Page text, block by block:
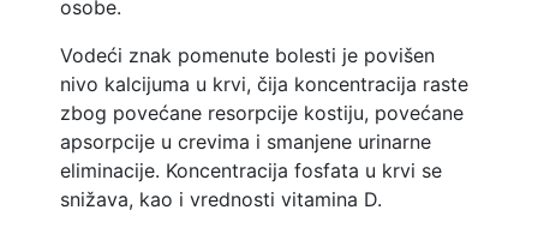
osobe.
Vodeći znak pomenute bolesti je povišen
nivo kalcijuma u krvi, čija koncentracija raste
zbog povećane resorpcije kostiju, povećane
apsorpcije u crevima i smanjene urinarne
eliminacije. Koncentracija fosfata u krvi se
snižava, kao i vrednosti vitamina D.